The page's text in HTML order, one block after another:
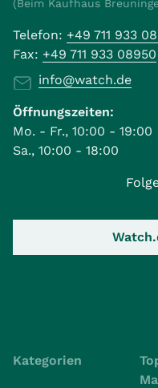
(Beim Kaufhaus
Telefon: +49 711 933
Fax: +49 711 933 08950
info@watch.de
Öffnungszeiten:
Mo. - Fr., 10:00 - 19:00
Sa., 10:00 - 18:00
Kategorien